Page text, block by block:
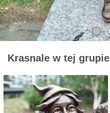
Krasnale w tej grupie